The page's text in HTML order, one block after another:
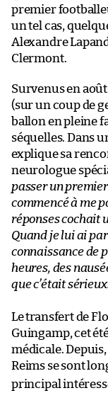
premier
un tel cas,
Alexandre
Clermont.
Survenus en
(sur un coup de
ballon en pleine
séquelles. Dans
explique sa
neurologue
passer un
commencé à me
réponses cochait
Quand je lui ai
connaissance de
heures, des
que c’était
Le transfert de
Guingamp, cet
médicale.
Reims se sont
principal